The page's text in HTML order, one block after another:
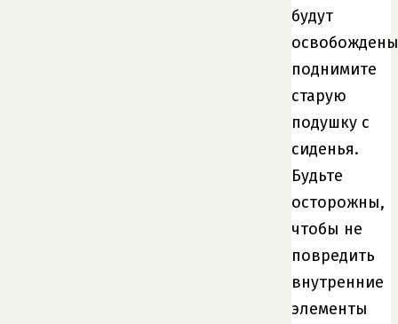
будут
поднимите
старую
подушку с
сиденья.
Будьте
осторожны,
чтобы не
повредить
внутренние
элементы